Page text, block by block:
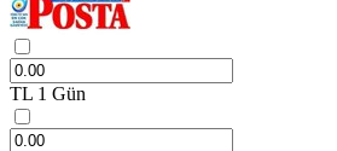
TL 1 Gün